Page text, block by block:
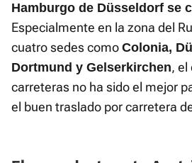
Hamburgo de Düsseldorf se
Especialmente en la zona del
cuatro sedes como Colonia,
Dortmund y Gelserkirchen, el
carreteras no ha sido el mejor
el buen traslado por carretera